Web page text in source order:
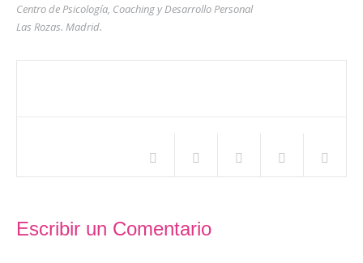
Centro de Psicología, Coaching y Desarrollo Personal
Las Rozas. Madrid.
Escribir un Comentario